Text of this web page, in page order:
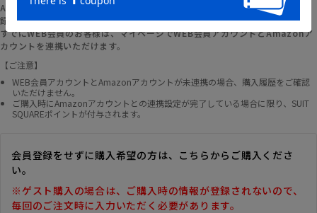
Amazonアカウントの登録情報を使用して、お支払いおよび新規WEB会員登
録が可能です。
すでにWEB会員のお客様は、マイページでWEB会員アカウントとAmazonア
カウントを連携いただけます。
【ご注意】
WEB会員アカウントとAmazonアカウントが未連携の場合、購入履歴をご確認
いただけません。
ご購入時にAmazonアカウントとの連携設定が完了している場合に限り、SUIT
SQUAREポイントが付与されます。
会員登録をせずに購入希望の方は、こちらからご購入くださ
い。
※ゲスト購入の場合は、ご購入時の情報が登録されないので、
毎回のご注文時に入力いただく必要があります。